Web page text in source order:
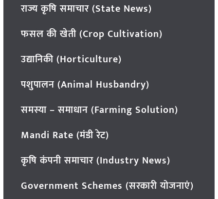
राज्य कृषि समाचार (State News)
फसल की खेती (Crop Cultivation)
उद्यानिकी (Horticulture)
पशुपालन (Animal Husbandry)
समस्या – समाधान (Farming Solution)
Mandi Rate (मंडी रेट)
कृषि कंपनी समाचार (Industry News)
Government Schemes (सरकारी योजनाएं)